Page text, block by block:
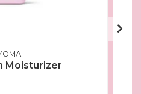
Moisturizer